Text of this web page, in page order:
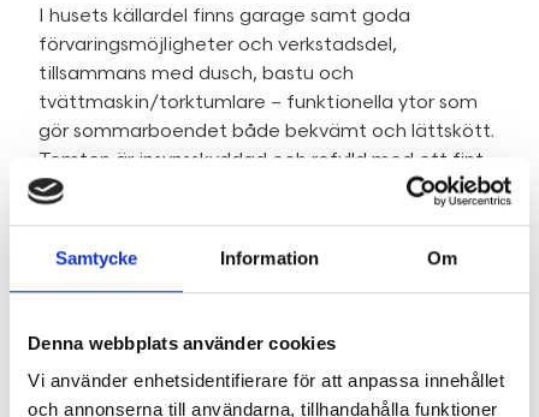
Samtycke Information Om
Denna webbplats använder cookies
Vi använder enhetsidentifierare för att anpassa innehållet
och annonserna till användarna, tillhandahålla funktioner
I husets källardel finns garage samt goda
förvaringsmöjligheter och verkstadsdel,
tillsammans med dusch, bastu och
tvättmaskin/torktumlare – funktionella ytor som
gör sommarboendet både bekvämt och lättskött.
Tomten är insynsskyddad och rofylld med ett fint,
något upphöjt läge som ger utsikt ner mot sundet.
grönska som skapar en privat och harmonisk
Fakta